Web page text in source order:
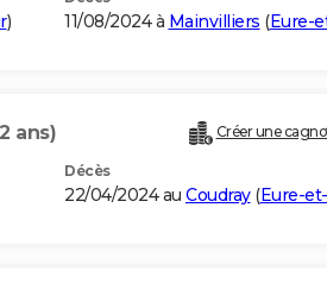
) 11/08/2024 à Mainvilliers (Eure-
ans) Créer une
Décès
22/04/2024 au Coudray(Eure-